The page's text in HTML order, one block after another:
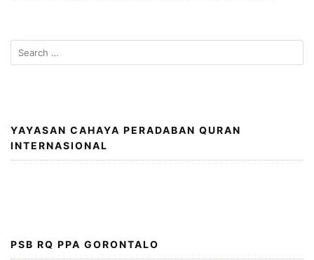
Search
for:
YAYASAN CAHAYA PERADABAN QURAN
INTERNASIONAL
PSB RQ PPA GORONTALO